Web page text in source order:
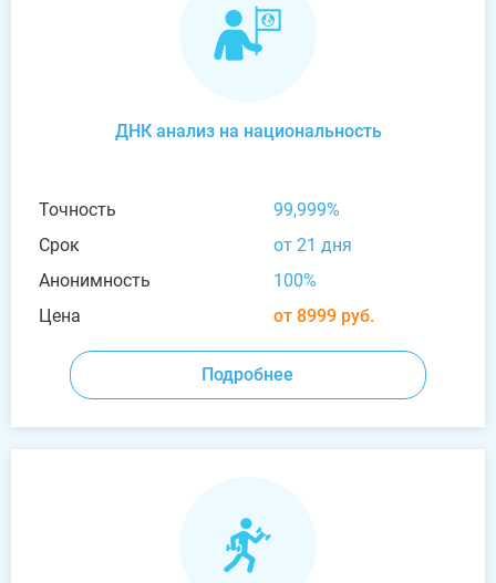
ДНК анализ на национальность
Точность
99,999%
Срок
от 21 дня
Анонимность
100%
Цена
от 8999 руб.
Подробнее